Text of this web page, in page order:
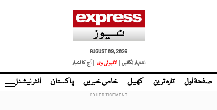
AUGUST 09, 2026
اشتہار لگائیں |
لائیو ٹی وی | آج کا اخبار
صفحۂ اول تازہ ترین کھیل خاص خبریں پاکستان انٹر نیشنل